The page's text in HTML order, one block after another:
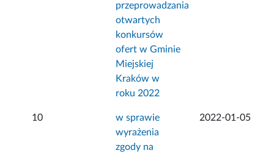
przeprowadzania
otwartych
konkursów
ofert w Gminie
Miejskiej
Kraków w
roku 2022
10
w sprawie
wyrażenia
zgody na
2022-01-05